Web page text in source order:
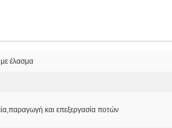
έλασμα
και επεξεργασία ποτών